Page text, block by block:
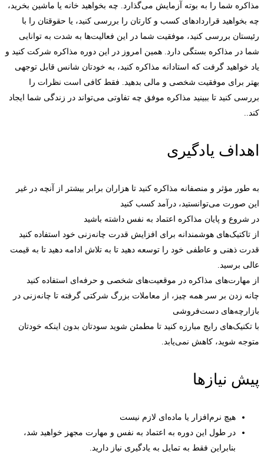
مذاکره شما را به بوته آزمایش می‌گذارد. چه بخواهید خانه یا ماشین بخرید،
چه بخواهید قراردادهای کسب و کارتان را بررسی کنید، یا حقوقتان را با
رئیستان بررسی کنید، موفقیت شما در این فعالیت‌ها به شدت به توانایی
شما در مذاکره بستگی دارد. همین امروز در این دوره مذاکره شرکت کنید و
یاد خواهید گرفت که استادانه مذاکره کنید، به خودتان شانس قابل توجهی
بهتر برای موفقیت شخصی و مالی بدهید. فقط کافی است نظرات را
بررسی کنید تا ببینید مذاکره موفق چه تفاوتی می‌تواند در زندگی شما ایجاد
کند..
اهداف یادگیری
به طور مؤثر و منصفانه مذاکره کنید تا هزاران برابر بیشتر از آنچه در غیر
این صورت می‌توانستید، درآمد کسب کنید
در شروع و پایان مذاکره اعتماد به نفس داشته باشید
از تاکتیک‌های هوشمندانه برای افزایش قدرت چانه‌زنی خود استفاده کنید
قدرت ذهنی و عاطفی خود را توسعه دهید تا به تلاش ادامه دهید تا به قیمت
عالی برسید.
از مهارت‌های مذاکره در موقعیت‌های شخصی و حرفه‌ای استفاده کنید
چانه زدن بر سر همه چیز، از معاملات بزرگ شرکتی گرفته تا چانه‌زنی در
بازارچه‌های دست‌فروشی
با تکنیک‌های رایج مبارزه کنید تا مطمئن شوید سودتان بدون اینکه خودتان
متوجه شوید، کاهش نمی‌یابد.
پیش نیازها
هیچ نرم‌افزار یا ماده‌ای لازم نیست
در طول این دوره به اعتماد به نفس و مهارت مجهز خواهید شد،
بنابراین فقط به تمایل به یادگیری نیاز دارید.